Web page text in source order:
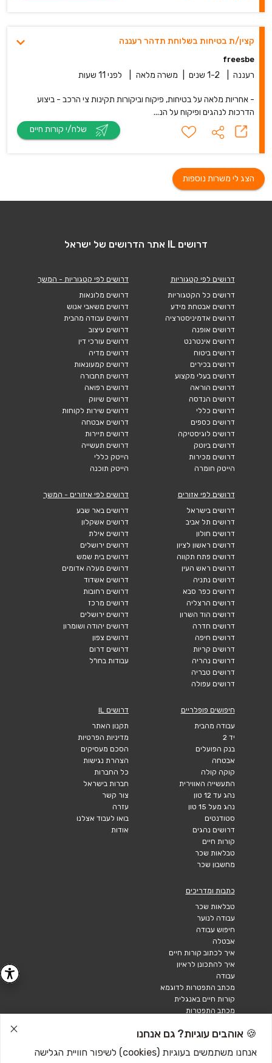
קצין/ת בטיחות בשלוחת תדהר רעננה
freesbe
רעננה 1-2 שנים משרה מלאה לפני 11 שעות
- אחריות מלאה על בטיחות, פיקוח וביקורות תקינות צי הרכב - ביצוע
הדרכות לנהגים ופיקוח על הנ...
הצג לי משרות נוספות
דרושים IL אתר הדרושים של ישראל
דרושים לפי קטגוריות
דרושים כל הקטגוריות
דרושים אבטחת מידע
דרושים אדמיניסטרציה
דרושים אופנה
דרושים אינטרנט
דרושים ביטוח
דרושים בכירים
דרושים בעלי מקצוע
דרושים הוראה
דרושים הנדסה
דרושים כללי
דרושים כספים
דרושים לוגיסטיקה
דרושים ביוטק
דרושים מכירות
הייטק חומרה
דרושים לפי קטגוריות - המשך
דרושים מלונאות
דרושים משאבי אנוש
דרושים עבודה מהבית
דרושים עיצוב
דרושים עורכי דין
דרושים מדיה
דרושים קמעונאות
דרושים תחבורה
דרושים רפואה
דרושים שיווק
דרושים שירות לקוחות
דרושים אבטחה
דרושים תיירות
דרושים תעשייה
הייטק כללי
הייטק תוכנה
דרושים לפי אזורים
דרושים בישראל
דרושים תל אביב
דרושים חולון
דרושים ראשון לציון
דרושים פתח תקווה
דרושים ראש העין
דרושים נתניה
דרושים כפר סבא
דרושים הרצליה
דרושים הוד השרון
דרושים חדרה
דרושים חיפה
דרושים קריות
דרושים נהריה
דרושים טבריה
דרושים עפולה
דרושים לפי איזורים - המשך
דרושים באר שבע
דרושים אשקלון
דרושים אילת
דרושים ירושלים
דרושים בית שמש
דרושים מעלה אדומים
דרושים אשדוד
דרושים רחובות
דרושים מרכז
דרושים ירושלים
דרושים יהודה ושומרון
דרושים צפון
דרושים דרום
עבודות בחו"ל
חיפושים פופלריים
עבודה מהבית
יד 2
בנק הפועלים
אבטחה
קוקה קולה
התעשייה האווירית
נהג עד 12 טון
נהג מעל 15 טון
סטודנטים
דרושים נהגים
קורות חיים
טבלאות שכר
מחשבון שכר
דרושים IL
תקנון האתר
מדיניות הפרטיות
הסכם מעסיקים
הצהרת נגישות
כל החברות
חברות בישראל
צור קשר
עזרה
בואו לעבוד אצלנו
אודות
כתבות ומדריכים
טבלאות שכר
עבודה לנוער
חיפוש עבודה
אבטלה
איך לכתוב קורות חיים
איך להתכונן לראיון
עבודה
מכתב התפטרות לדוגמא
קורות חיים באנגלית
מכתב התפטרות
🍪 אוהבים עוגיות? גם אנחנו
אנחנו משתמשים בעוגיות (cookies) לשיפור חוויית הגלישה